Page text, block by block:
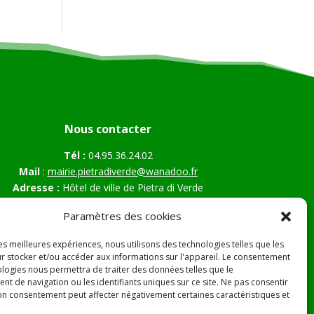
Paramètres des cookies
meilleures expériences, nous utilisons des technologies telles que les
stocker et/ou accéder aux informations sur l'appareil. Le consentement
nous permettra de traiter des données telles que le
de navigation ou les identifiants uniques sur ce site. Ne pas consentir
consentement peut affecter négativement certaines caractéristiques et
Nous contacter
Tél : 04.95.36.24.02
Mail: mairie.pietradiverde@wanadoo.fr
Adresse : Hôtel de ville de Pietra di Verde
20230 Pietra di Verde
Légales